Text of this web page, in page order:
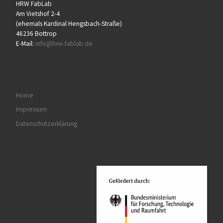
HRW FabLab
Am Vietshof 2-4
(ehemals Kardinal Hengsbach-Straße)
46236 Bottrop
E-Mail: info@hrw-fablab.de
Home
Impressum
Datenschutzerklärung